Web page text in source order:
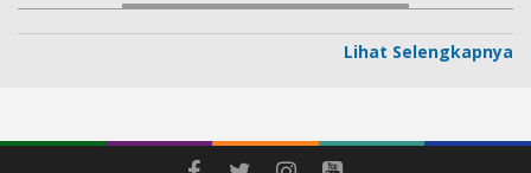
Lihat Selengkapnya